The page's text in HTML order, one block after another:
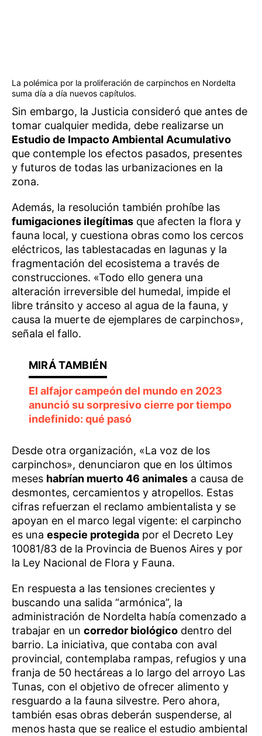
La polémica por la proliferación de carpinchos en Nordelta
suma día a día nuevos capítulos.
Sin embargo, la Justicia consideró que antes de
tomar cualquier medida, debe realizarse un
Estudio de Impacto Ambiental Acumulativo
que contemple los efectos pasados, presentes
y futuros de todas las urbanizaciones en la
zona.
Además, la resolución también prohíbe las
fumigaciones ilegítimas que afecten la flora y
fauna local, y cuestiona obras como los cercos
eléctricos, las tablestacadas en lagunas y la
fragmentación del ecosistema a través de
construcciones. «Todo ello genera una
alteración irreversible del humedal, impide el
libre tránsito y acceso al agua de la fauna, y
causa la muerte de ejemplares de carpinchos»,
señala el fallo.
El alfajor campeón del mundo en 2023
anunció su sorpresivo cierre por tiempo
indefinido: qué pasó
Desde otra organización, «La voz de los
carpinchos», denunciaron que en los últimos
meses habrían muerto 46 animales a causa de
desmontes, cercamientos y atropellos. Estas
cifras refuerzan el reclamo ambientalista y se
apoyan en el marco legal vigente: el carpincho
es una especie protegida por el Decreto Ley
10081/83 de la Provincia de Buenos Aires y por
la Ley Nacional de Flora y Fauna.
En respuesta a las tensiones crecientes y
buscando una salida “armónica”, la
administración de Nordelta había comenzado a
trabajar en un corredor biológico dentro del
barrio. La iniciativa, que contaba con aval
provincial, contemplaba rampas, refugios y una
franja de 50 hectáreas a lo largo del arroyo Las
Tunas, con el objetivo de ofrecer alimento y
resguardo a la fauna silvestre. Pero ahora,
también esas obras deberán suspenderse, al
menos hasta que se realice el estudio ambiental